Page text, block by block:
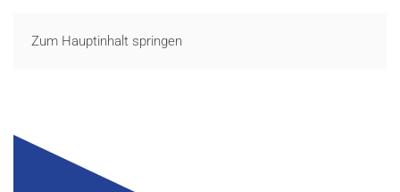
Zum Hauptinhalt springen